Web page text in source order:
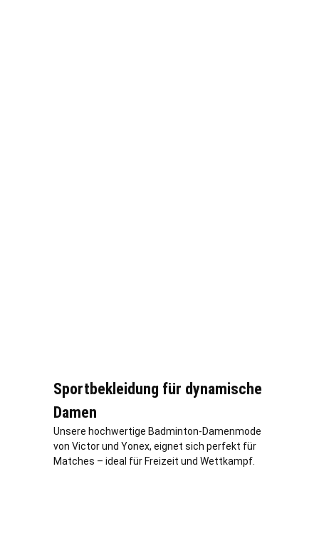
Sportbekleidung für dynamische
Damen
Unsere hochwertige Badminton-Damenmode
von Victor und Yonex, eignet sich perfekt für
Matches – ideal für Freizeit und Wettkampf.